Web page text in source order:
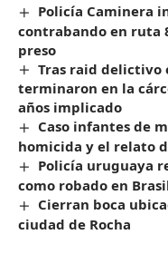
Policía Caminera
contrabando en ruta
preso
Tras raid delictivo
terminaron en la
años implicado
Caso infantes de
homicida y el relato
Policía uruguaya
como robado en
Cierran boca
ciudad de Rocha